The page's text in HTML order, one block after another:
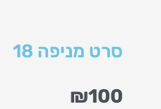
סרט מניפה 18
₪100